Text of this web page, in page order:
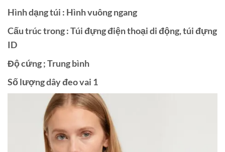
Hình dạng túi : Hình vuông ngang
Cấu trúc trong : Túi đựng điện thoại di động, túi đựng
ID
Độ cứng ; Trung bình
Số lượng dây đeo vai 1